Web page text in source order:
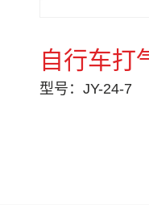
自行车打
型号：JY-24-7